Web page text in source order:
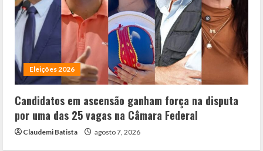
Eleições 2026
Candidatos em ascensão ganham força na disputa
por uma das 25 vagas na Câmara Federal
Claudemi Batista agosto 7, 2026